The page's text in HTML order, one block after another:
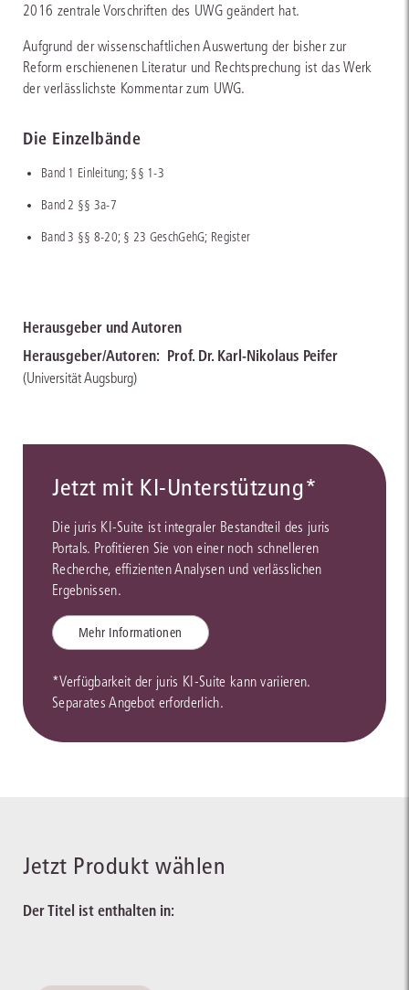
2016 zentrale Vorschriften des UWG geändert hat.
Aufgrund der wissenschaftlichen Auswertung der bisher zur
Reform erschienenen Literatur und Rechtsprechung ist das Werk
der verlässlichste Kommentar zum UWG.
Die Einzelbände
Band 1 Einleitung; §§ 1-3
Band 2 §§ 3a-7
Band 3 §§ 8-20; § 23 GeschGehG; Register
Herausgeber und Autoren
Herausgeber/Autoren: Prof. Dr. Karl-Nikolaus Peifer
(Universität Augsburg)
Jetzt mit KI-Unterstützung*
Die juris KI-Suite ist integraler Bestandteil des juris
Portals. Profitieren Sie von einer noch schnelleren
Recherche, effizienten Analysen und verlässlichen
Ergebnissen.
Mehr Informationen
*Verfügbarkeit der juris KI-Suite kann variieren.
Separates Angebot erforderlich.
Jetzt Produkt wählen
Der Titel ist enthalten in: